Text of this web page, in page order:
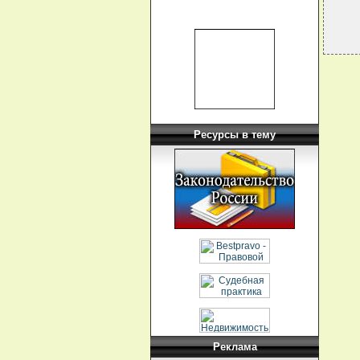
Ресурсы в тему
Реклама